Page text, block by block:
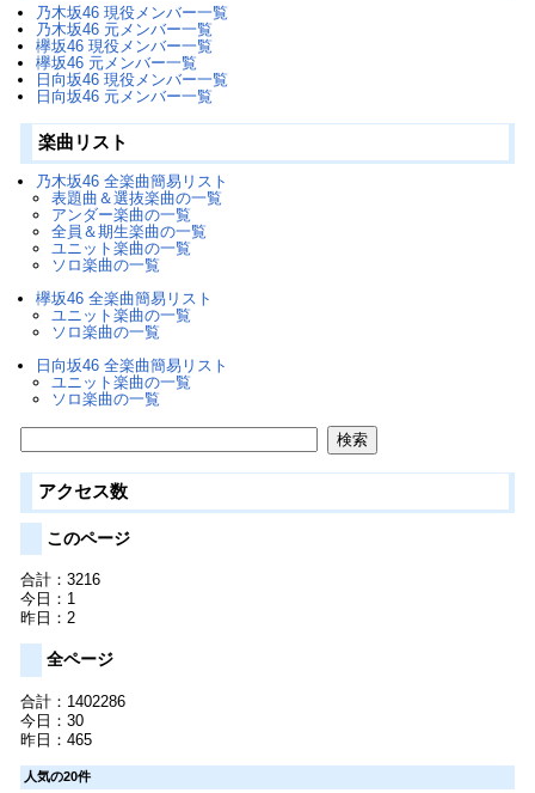
乃木坂46 現役メンバー一覧
乃木坂46 元メンバー一覧
欅坂46 現役メンバー一覧
欅坂46 元メンバー一覧
日向坂46 現役メンバー一覧
日向坂46 元メンバー一覧
楽曲リスト
乃木坂46 全楽曲簡易リスト
表題曲＆選抜楽曲の一覧
アンダー楽曲の一覧
全員＆期生楽曲の一覧
ユニット楽曲の一覧
ソロ楽曲の一覧
欅坂46 全楽曲簡易リスト
ユニット楽曲の一覧
ソロ楽曲の一覧
日向坂46 全楽曲簡易リスト
ユニット楽曲の一覧
ソロ楽曲の一覧
アクセス数
このページ
合計：3216
今日：1
昨日：2
全ページ
合計：1402286
今日：30
昨日：465
人気の20件